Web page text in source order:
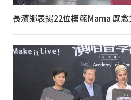
長濱鄉表揚22位模範Mama 感